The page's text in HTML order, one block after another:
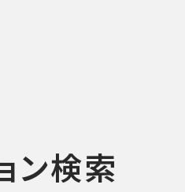
ン検索